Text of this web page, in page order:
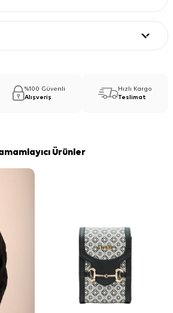
%100 Güvenli
Alışveriş
Hızlı Kargo
Teslimat
Ürünler